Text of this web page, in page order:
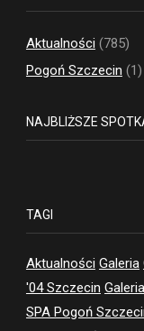
Aktualności (785)
Pogoń Szczecin (1)
NAJBLIŻSZE
TAGI
Aktualności Galeria
'04 Szczecin
SPA Pogoń